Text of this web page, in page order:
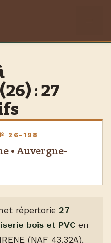
: 27
26-198
• Auvergne-
répertorie 27
bois et PVCen
(NAF 43.32A).